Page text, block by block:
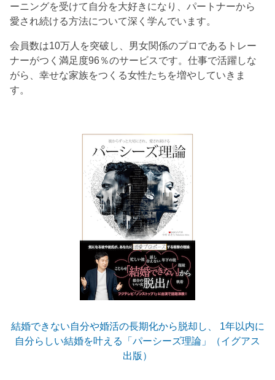
ーニングを受けて自分を大好きになり、パートナーから
愛され続ける方法について深く学んでいます。
会員数は10万人を突破し、男女関係のプロであるトレー
ナーがつく満足度96％のサービスです。仕事で活躍しな
がら、幸せな家族をつくる女性たちを増やしていきま
す。
結婚できない自分や婚活の長期化から脱却し、 1年以内に
自分らしい結婚を叶える「パーシーズ理論」（イグアス
出版）